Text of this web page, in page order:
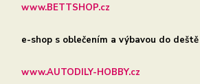
www.BETTSHOP.cz
e-shop s oblečením a výbavou do
www.AUTODILY-HOBBY.cz